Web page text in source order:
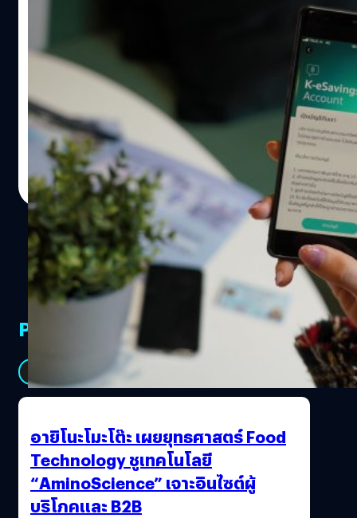
ประกัน ไม่ต้องส่งเอกสารแสดงรายได้ สามารถสมัครง่ายได้
ทุกที่ ทุกเวลา รู้ผลอนุมัติเร็วสุดใน 5 นาที และพร้อมใช้วงเงิน
ได้ทันที โดยสามารถเบิกถอนเงินสด โอนเข้าบัญชี หรือจะใช้
จ่ายชอปปิ้งกับร้านค้าชั้นนำในเครือเซ็นทรัลและร้านค้า
พันธมิตรได้สะดวกสบาย เพียงสแกนคิวอาร์โค้ด ตั้งเป้าผู้ได้รับ
การอนุมัติสินเชื่อ 100,000 ราย คิดเป็นวงเงินสินเชื่อ…
Recognition + Liveness Detection
เทคโนโลยีใหม่จากเคแบงก์
จะเปิดบัญชีเงินฝากทั้งที ก็ต้องไปที่ธนาคาร คิวก็ย๊าวยาวววว
แถมต้องกรอกแบบฟอร์มตั้งหลายหน้า กว่าจะเขียนเสร็จ ไหน
จะเอกสารต่าง ๆ กว่าจะได้เปิดบัญชี ปาไปเป็นชั่วโมง!! แล้ว
มนุษย์เงินเดือนอย่างเรา ๆ จะเอาเวลาที่ไหน? ผู้เขียนคิดว่า
หลายคนคงจะคุ้นเคยกับสถานการณ์แบบนี้ เพราะนี่คือ
สถานการณ์จริงที่เกิดขึ้นกับผู้เขียน แถมไม่ใช่แค่ครั้งเดียวด้วย
นะ! จะเปิดบัญชีกี่รอบก็เจอแบบนี้ตลอด เสียเวลามาก ๆ ทาง
ธนาคารก็คงจะมองเห็นปัญหานี้ จึงพยายามหาโซลูชันมาช่วย
ลูกค้าอย่างเรา ๆ เมื่อวันที่ 30 กรกฎาคม ที่ผ่านมา ทางผู้เขียน
ได้มีโอกาสเข้าไปทดลองใช้บริการใหม่ K-eSavings บัญชีเงิน
ฝากออมทรัพย์อิเล็กทรอนิกส์ของธนาคารกสิกรไทย โดยมี 2
ผู้บริหารของกสิกรไทย คือ คุณนิศานาถ อู่วุฒิพงษ์ และ คุณสุ
ปรีชา ลิมปิกาญจนโกวิท มาให้ข้อมูลและสาธิตขั้นตอนการใช้
งานให้ดู โดยไฮไลต์ของบริการนี้คือ คนที่ไม่เคยมีบัญชีกับ
ธนาคารกสิกรไทยเลยก็สามารถเปิดบัญชีได้ ว่าง่าย ๆ ก็คือ
ลูกค้าใหม่ที่สนใจอยากเปิดบัญชี ก็ทำเองได้เลยง่าย ๆ ด้วยตัว
เอง ไม่ต้องไปที่ธนาคาร เพียงแค่ดาวน์โหลดแอปพลิเคชัน K
PLUS จะอยู่ที่บ้านก็เปิดบัญชีได้ วิ่งอยู่บนลู่ที่ฟิตเนสก็เปิดบัญชี
ได้ นั่งชิลอยู่ริมทะเลยังเปิดบัญชีได้เลย!! สะดวกสุด ๆ…
วาณิชชา สายเสมา| 2550 days ago
Read More
PR Partners
อายิโนะโมะโต๊ะ เผยยุทธศาสตร์ Food
Technology ชูเทคโนโลยี
“AminoScience” เจาะอินไซต์ผู้
บริโภคและ B2B